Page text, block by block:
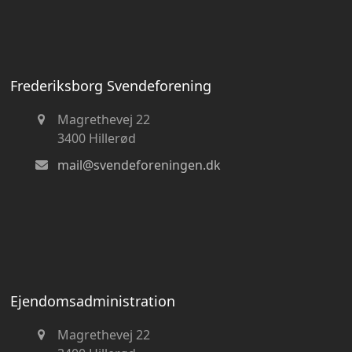
Frederiksborg Svendeforening
Magrethevej 22
3400 Hillerød
mail@svendeforeningen.dk
Ejendomsadministration
Magrethevej 22